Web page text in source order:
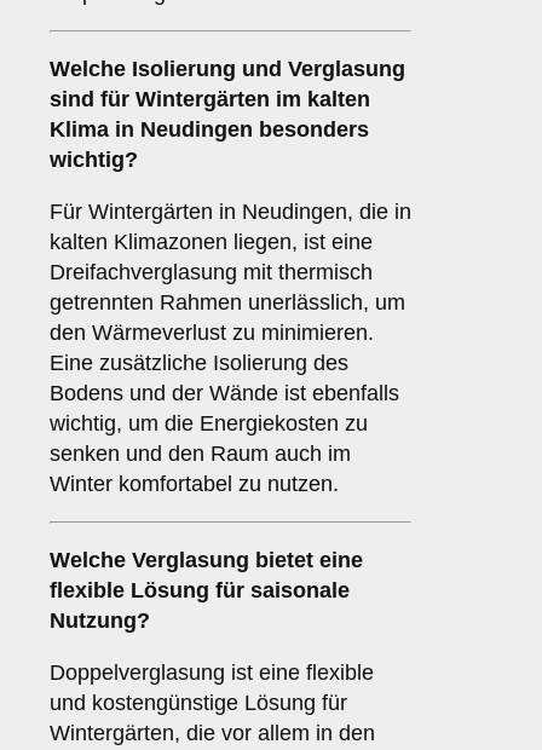
Welche Isolierung und Verglasung
sind für Wintergärten im kalten
Klima in Neudingen besonders
wichtig?
Für Wintergärten in Neudingen, die in
kalten Klimazonen liegen, ist eine
Dreifachverglasung mit thermisch
getrennten Rahmen unerlässlich, um
den Wärmeverlust zu minimieren.
Eine zusätzliche Isolierung des
Bodens und der Wände ist ebenfalls
wichtig, um die Energiekosten zu
senken und den Raum auch im
Winter komfortabel zu nutzen.
Welche Verglasung bietet eine
flexible Lösung für saisonale
Nutzung?
Doppelverglasung ist eine flexible
und kostengünstige Lösung für
Wintergärten, die vor allem in den